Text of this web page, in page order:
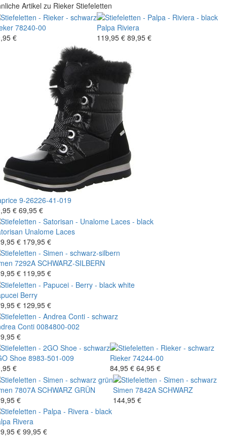
Artikel zu Rieker Stiefeletten
78240-00
€
Palpa Riviera
119,95 € 89,95 €
9-26226-41-019
€ 69,95 €
Unalome Laces
€ 179,95 €
7292A SCHWARZ-SILBERN
€ 119,95 €
Berry
€ 129,95 €
Conti 0084800-002
€
Shoe 8983-501-009
€
Rieker 74244-00
84,95 € 64,95 €
7807A SCHWARZ GRÜN
€
Simen 7842A SCHWARZ
144,95 €
Rivera
€ 99,95 €